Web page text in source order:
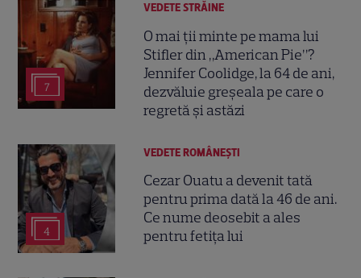
7
VEDETE STRĂINE
O mai ții minte pe mama lui
Stifler din „American Pie”?
Jennifer Coolidge, la 64 de ani,
dezvăluie greșeala pe care o
regretă și astăzi
4
VEDETE ROMÂNEŞTI
Cezar Ouatu a devenit tată
pentru prima dată la 46 de ani.
Ce nume deosebit a ales
pentru fetița lui